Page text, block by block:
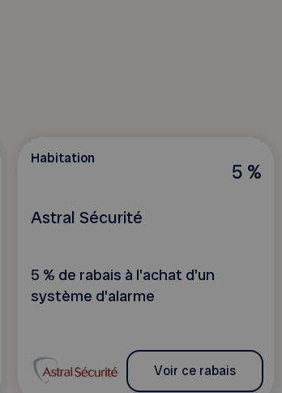
5 %
Habitation
Astral Sécurité
5 % de rabais à l'achat d'un
système d'alarme
Voir ce rabais